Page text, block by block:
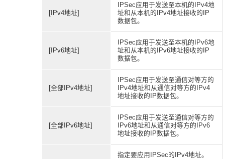
[IPv4地址]
IPSec应用于发送至本机的IPv4地
址和从本机的IPv4地址接收的IP
数据包。
[IPv6地址]
IPSec应用于发送至本机的IPv6地
址和从本机的IPv6地址接收的IP
数据包。
[全部IPv4地址]
IPSec应用于发送至通信对等方的
IPv4地址和从通信对等方的IPv4
地址接收的IP数据包。
[全部IPv6地址]
IPSec应用于发送至通信对等方的
IPv6地址和从通信对等方的IPv6
地址接收的IP数据包。
指定要应用IPSec的IPv4地址。